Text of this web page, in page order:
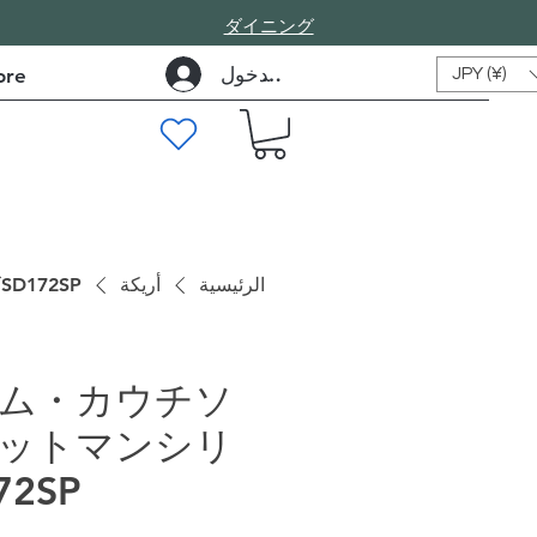
​ダイニング
تسجيل الدخول JPY (¥)
الرئيسية أريكة
・カウチソ
トマンシリ